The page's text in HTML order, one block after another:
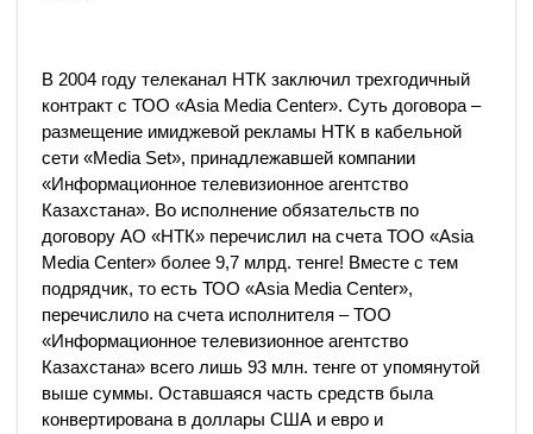
В 2004 году телеканал НТК заключил трехгодичный
контракт с ТОО «Asia Media Center». Суть договора –
размещение имиджевой рекламы НТК в кабельной
сети «Media Set», принадлежавшей компании
«Информационное телевизионное агентство
Казахстана». Во исполнение обязательств по
договору АО «НТК» перечислил на счета ТОО «Asia
Media Center» более 9,7 млрд. тенге! Вместе с тем
подрядчик, то есть ТОО «Asia Media Center»,
перечислило на счета исполнителя – ТОО
«Информационное телевизионное агентство
Казахстана» всего лишь 93 млн. тенге от упомянутой
выше суммы. Оставшаяся часть средств была
конвертирована в доллары США и евро и